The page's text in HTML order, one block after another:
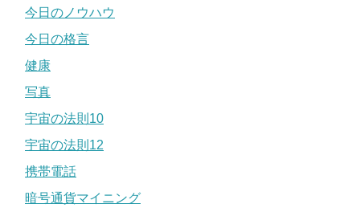
今日のノウハウ
今日の格言
健康
写真
宇宙の法則10
宇宙の法則12
携帯電話
暗号通貨マイニング